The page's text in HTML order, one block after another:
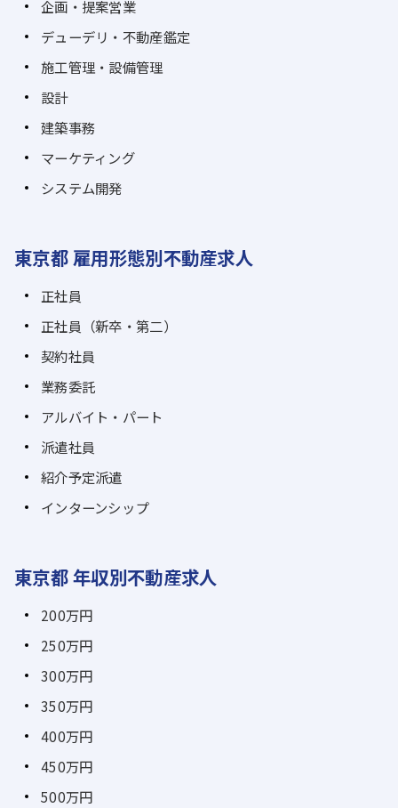
企画・提案営業
デューデリ・不動産鑑定
施工管理・設備管理
設計
建築事務
マーケティング
システム開発
東京都 雇用形態別不動産求人
正社員
正社員（新卒・第二）
契約社員
業務委託
アルバイト・パート
派遣社員
紹介予定派遣
インターンシップ
東京都 年収別不動産求人
200万円
250万円
300万円
350万円
400万円
450万円
500万円